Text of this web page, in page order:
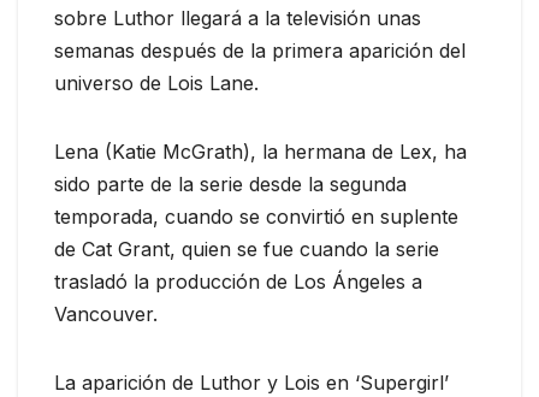
sobre Luthor llegará a la televisión unas
semanas después de la primera aparición del
universo de Lois Lane.
Lena (Katie McGrath), la hermana de Lex, ha
sido parte de la serie desde la segunda
temporada, cuando se convirtió en suplente
de Cat Grant, quien se fue cuando la serie
trasladó la producción de Los Ángeles a
Vancouver.
La aparición de Luthor y Lois en ‘Supergirl’